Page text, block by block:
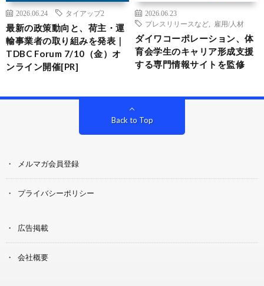
2026.06.24 タイアップ2
最新の政策動向と、荷主・運
輸事業者の取り組みを発表｜
TDBC Forum 7/10（金）オ
ンライン開催[PR]
2026.06.23
プレスリリースなど
雇用/人材
ダイワコーポレーション、体
育会学生のキャリア形成支援
する専門情報サイトを監修
Back to Top
メルマガ会員登録
プライバシーポリシー
広告掲載
会社概要